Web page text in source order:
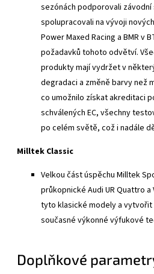
sezónách podporovali
spolupracovali na vývoji
Power Maxed Racing a BMR
požadavků tohoto odvětví.
produkty mají vydržet v
degradaci a změně barvy než
co umožnilo získat akreditaci
schválených EC, všechny
po celém světě, což i nadále
Milltek Classic
Velkou část úspěchu Milltek
průkopnické Audi UR Quattro
tyto klasické modely a
současné výkonné výfukové
Doplňkové